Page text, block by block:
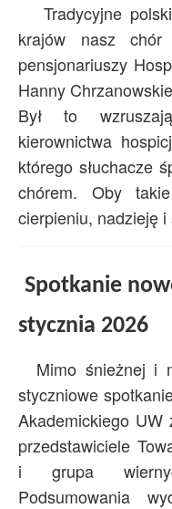
Tradycyjne
krajów nasz
pensjonariuszy
Hanny
Był to
kierownictwa
którego słuchacze
chórem. Oby
cierpieniu, nadzieję i
Spotkanie
stycznia 2026
Mimo śnieżnej i
styczniowe
Akademickiego UW
przedstawiciele
i grupa
Podsumowania